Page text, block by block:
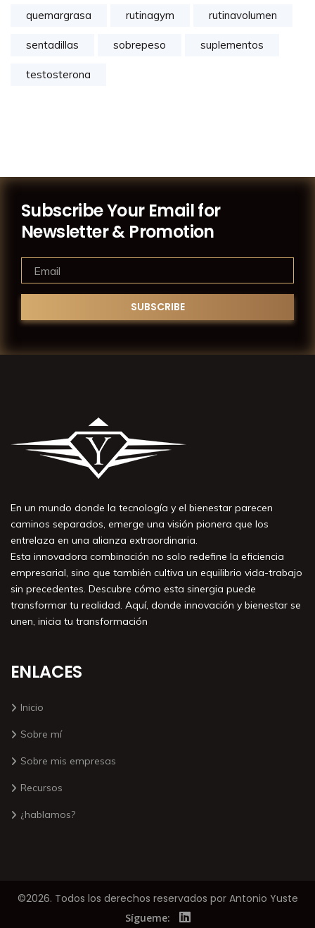
quemargrasa rutinagym rutinavolumen
sentadillas sobrepeso suplementos
testosterona
Subscribe Your Email for
Newsletter & Promotion
En un mundo donde la tecnología y el bienestar parecen
caminos separados, emerge una visión pionera que los
entrelaza en una alianza extraordinaria.
Esta innovadora combinación no solo redefine la eficiencia
empresarial, sino que también cultiva un equilibrio vida-trabajo
sin precedentes. Descubre cómo esta sinergia puede
transformar tu realidad. Aquí, donde innovación y bienestar se
unen, inicia tu transformación
ENLACES
Inicio
Sobre mí
Sobre mis empresas
Recursos
¿hablamos?
©2026. Todos los derechos reservados por Antonio Yuste
Sígueme: